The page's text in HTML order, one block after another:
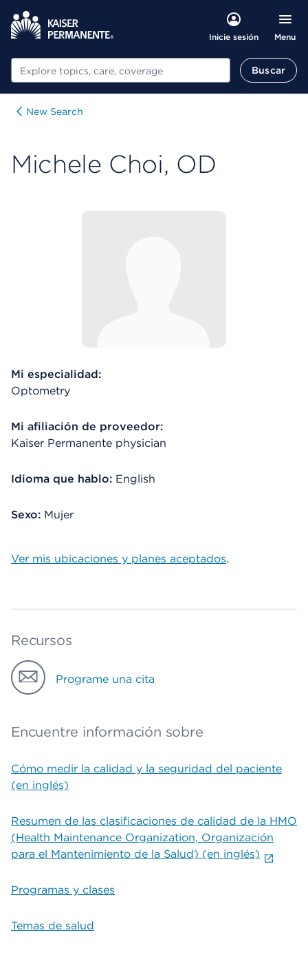
Inicie sesión Menu
Buscar Buscar
New Search
Michele Choi, OD
Mi especialidad:
Optometry
Mi afiliación de proveedor:
Kaiser Permanente physician
Idioma que hablo: English
Sexo: Mujer
Ver mis ubicaciones y planes aceptados.
Recursos
Programe una cita
Encuentre información sobre
Cómo medir la calidad y la seguridad del paciente
(en inglés)
Resumen de las clasificaciones de calidad de la HMO
(Health Maintenance Organization, Organización
para el Mantenimiento de la Salud) (en inglés)
Programas y clases
Temas de salud